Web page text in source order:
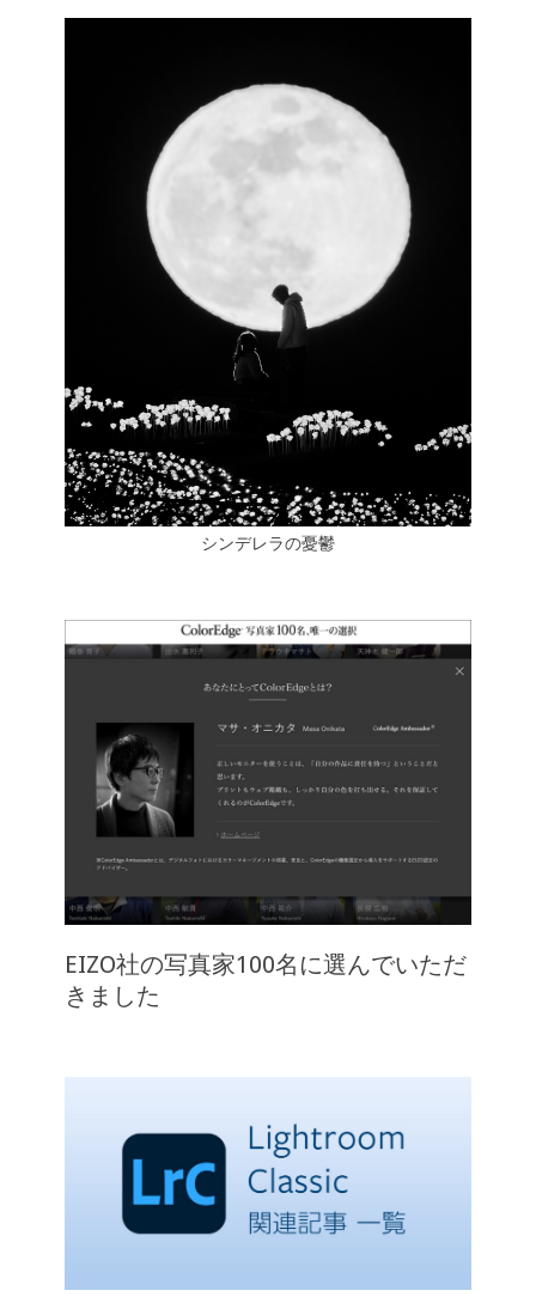
シンデレラの憂鬱
EIZO社の写真家100名に選んでいただ
きました